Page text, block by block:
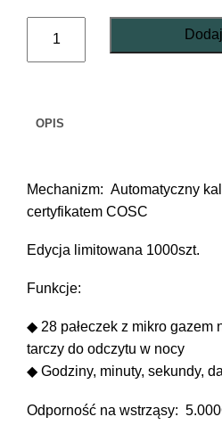
OPIS
Mechanizm: Automatyczny
certyfikatem COSC
Edycja limitowana 1000szt.
Funkcje:
◆ 28 pałeczek z mikro gazem
tarczy do odczytu w nocy
◆ Godziny, minuty, sekundy,
Odporność na wstrząsy: